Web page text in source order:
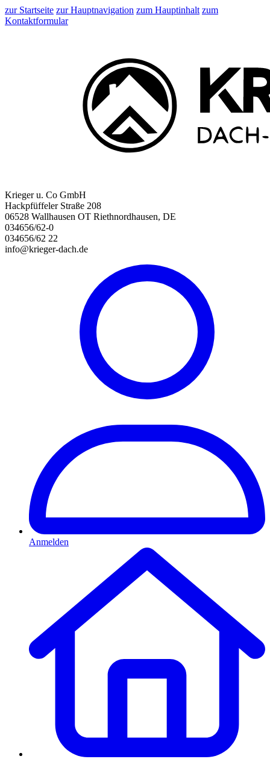
zur Startseite zur Hauptnavigation zum Hauptinhalt zum
Kontaktformular
Krieger u. Co GmbH
Hackpfüffeler Straße 208
06528 Wallhausen OT Riethnordhausen, DE
034656/62-0
034656/62 22
info@krieger-dach.de
Anmelden